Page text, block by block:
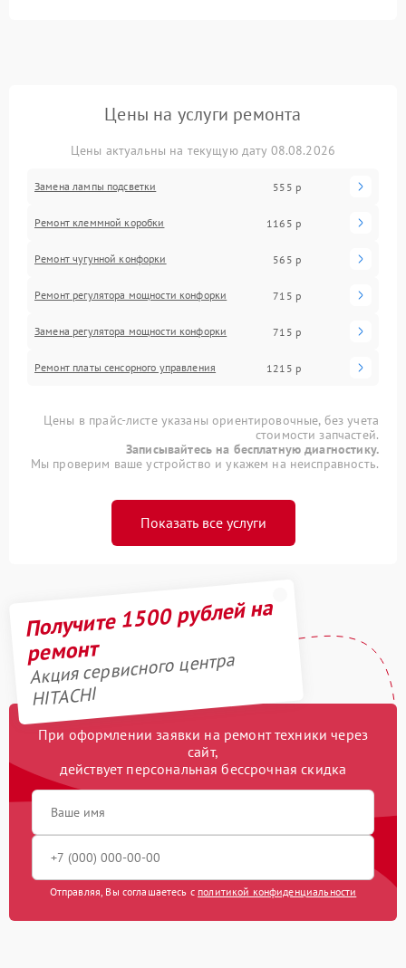
Цены на услуги ремонта
Цены актуальны на текущую дату 08.08.2026
Замена лампы подсветки 555 р
Ремонт клеммной коробки 1165 р
Ремонт чугунной конфорки 565 р
Ремонт регулятора мощности конфорки 715 р
Замена регулятора мощности конфорки 715 р
Ремонт платы сенсорного управления 1215 р
Цены в прайс-листе указаны ориентировочные, без учета
стоимости запчастей.
Записывайтесь на бесплатную диагностику.
Мы проверим ваше устройство и укажем на неисправность.
Показать все услуги
Получите 1500 рублей на
ремонт
Акция сервисного центра
HITACHI
При оформлении заявки на ремонт техники через
сайт,
действует персональная бессрочная скидка
Отправляя, Вы соглашаетесь с политикой конфиденциальности